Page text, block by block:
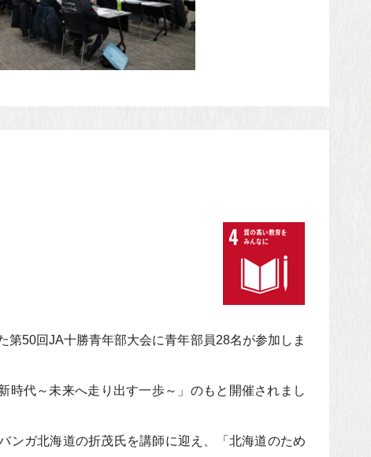
50回JA十勝青年部大会に青年部員28名が参加しま
時代～未来へ走り出す一歩～」のもと開催されまし
ガ北海道の折茂氏を講師に迎え、「北海道のため